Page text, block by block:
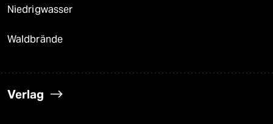
Niedrigwasser
Waldbrände
Verlag